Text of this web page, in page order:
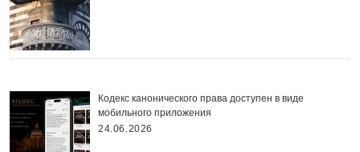
Кодекс канонического права доступен в виде
мобильного приложения
24.06.2026